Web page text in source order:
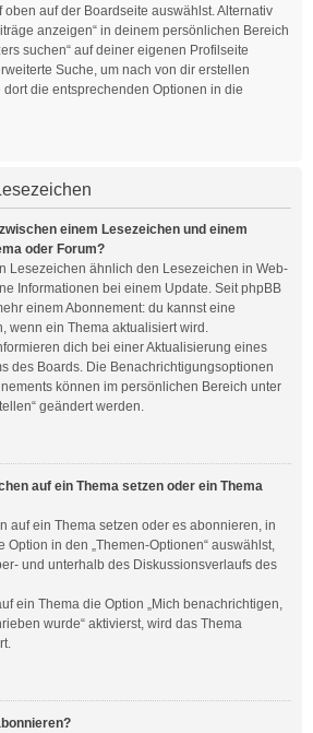
oben auf der Boardseite auswählst. Alternativ
anzeigen“ in deinem persönlichen Bereich
suchen“ auf deiner eigenen Profilseite
Suche, um nach von dir erstellen
die entsprechenden Optionen in die
einem Lesezeichen und einem
oder Forum?
Lesezeichen ähnlich den Lesezeichen in Web-
Informationen bei einem Update. Seit phpBB
einem Abonnement: du kannst eine
wenn ein Thema aktualisiert wird.
dich bei einer Aktualisierung eines
des Boards. Die Benachrichtigungsoptionen
können im persönlichen Bereich unter
geändert werden.
auf ein Thema setzen oder ein Thema
auf ein Thema setzen oder es abonnieren, in
in den „Themen-Optionen“ auswählst,
und unterhalb des Diskussionsverlaufs des
ein Thema die Option „Mich benachrichtigen,
wurde“ aktivierst, wird das Thema